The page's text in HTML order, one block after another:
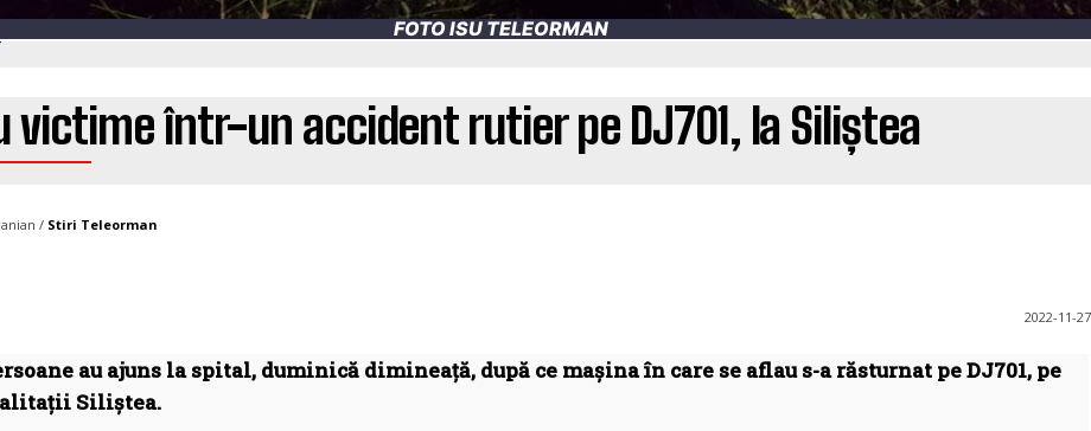
FOTO ISU TELEORMAN
victime într-un accident rutier pe DJ701, la Siliștea
/ Stiri Teleorman
2022-11-27
au ajuns la spital, duminică dimineață, după ce mașina în care se aflau s-a răsturnat pe DJ701, pe
Siliștea.